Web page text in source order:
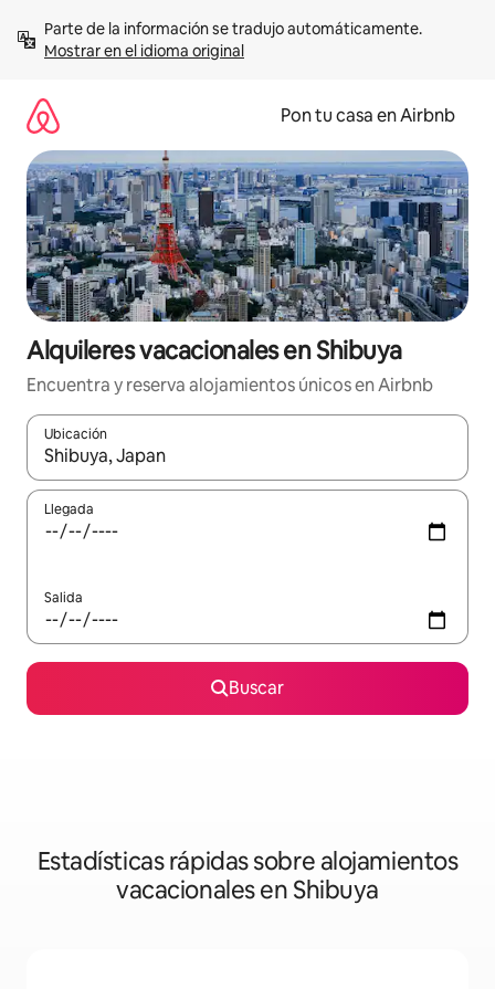
contenidoMostrar en el idioma original
Pon tu casa en Airbnb
Alquileres vacacionales en Shibuya
Encuentra y reserva alojamientos únicos en Airbnb
Ubicación
Cuando los resultados estén disponibles, navega con las
Llegada
Salida
Buscar
Estadísticas rápidas sobre alojamientos
vacacionales en Shibuya